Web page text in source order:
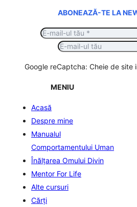
ABONEAZĂ-TE LA
Google reCaptcha: Cheie de site
MENIU
Acasă
Despre mine
Manualul
Comportamentului Uman
Înălţarea Omului Divin
Mentor For Life
Alte cursuri
Cărți